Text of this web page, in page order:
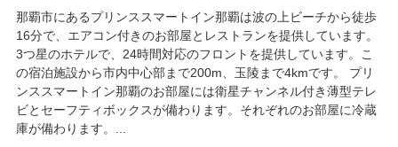
那覇市にあるプリンススマートイン那覇は波の上ビーチから徒歩
16分で、エアコン付きのお部屋とレストランを提供しています。
3つ星のホテルで、24時間対応のフロントを提供しています。こ
の宿泊施設から市内中心部まで200m、玉陵まで4kmです。 プリ
ンススマートイン那覇のお部屋には衛星チャンネル付き薄型テレ
ビとセーフティボックスが備わります。それぞれのお部屋に冷蔵
庫が備わります。...